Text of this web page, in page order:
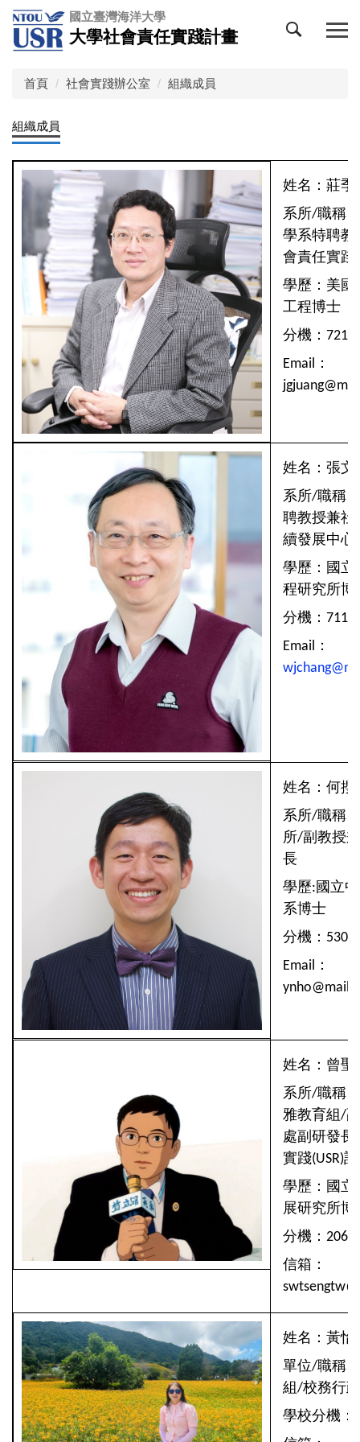
跳
到
主
區
國立臺灣海洋大學
大學社會責任實踐計畫
首頁 社會實踐辦公室 組織成員
組織成員
姓名：莊季
系所/職稱
學系特聘教
會責任實踐
學歷：美國
工程博士
分機：
Email：
姓名：張文
系所/職稱
聘教授兼社
續發展中心
學歷：國立
程研究所博
分機：
Email：
姓名：何攖
系所/職稱
所/副教授
長
學歷:國立
系博士
分機：
Email：
姓名：曾聖
系所/職稱
雅教育組/
處副研發長
實踐(USR)
學歷：國立
展研究所博
分機：
信箱：
姓名：黃怡
單位/職稱
組/校務行
學校分機：